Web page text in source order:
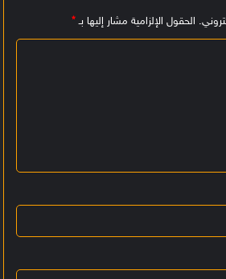
الحقول الإلزامية مشار إليها بـ*